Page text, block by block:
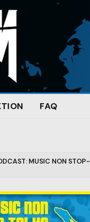
FAQ
MUSIC NON STOP-